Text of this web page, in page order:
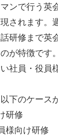
ンで行う英
されます。
研修まで英
が特徴です
社員・役員
下のケース
研修
様向け研修